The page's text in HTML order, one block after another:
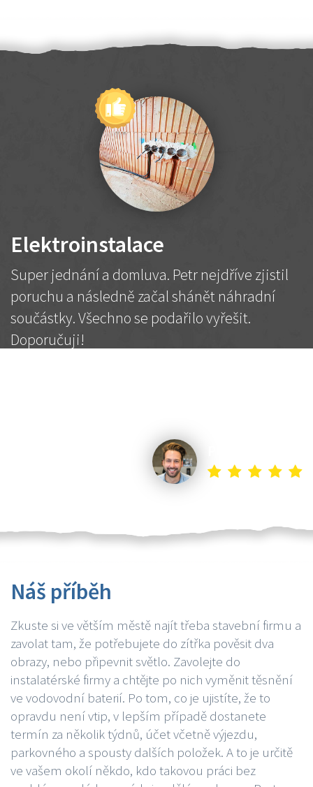
Elektroinstalace
Super jednání a domluva. Petr nejdříve zjistil
poruchu a následně začal shánět náhradní
součástky. Všechno se podařilo vyřešit.
Doporučuji!
Náš příběh
Zkuste si ve větším městě najít třeba stavební firmu a
zavolat tam, že potřebujete do zítřka pověsit dva
obrazy, nebo připevnit světlo. Zavolejte do
instalatérské firmy a chtějte po nich vyměnit těsnění
ve vodovodní baterií. Po tom, co je ujistíte, že to
opravdu není vtip, v lepším případě dostanete
termín za několik týdnů, účet včetně výjezdu,
parkovného a spousty dalších položek. A to je určitě
ve vašem okolí někdo, kdo takovou práci bez